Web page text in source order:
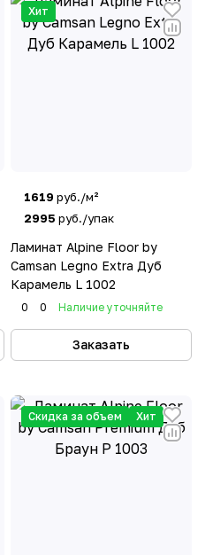
Хит
1619 руб./м²
2995 руб./упак
Ламинат Alpine Floor by
Camsan Legno Extra Дуб
Карамель L 1002
0 0 Наличие уточняйте
Заказать
Скидка за объем Хит